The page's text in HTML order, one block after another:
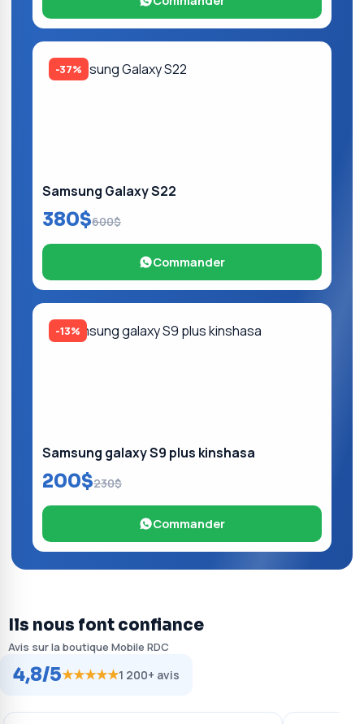
-37%
Samsung Galaxy S22
380$600$
Commander
-13%
Samsung galaxy S9 plus kinshasa
200$230$
Commander
Ils nous font confiance
Avis sur la boutique Mobile RDC
4,8/5★★★★★1 200+ avis